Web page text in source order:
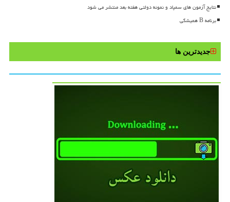
نتایج آزمون های سمپاد و نمونه دولتی هفته بعد منتشر می شود
برنامه B همیشگی
جدیدترین ها